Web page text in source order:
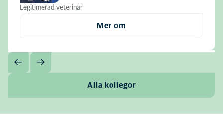
Legitimerad veterinär
Mer om
Alla kollegor